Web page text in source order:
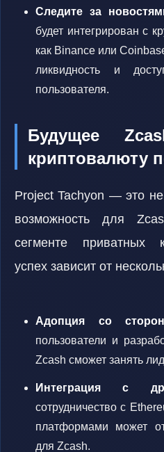
Следите за
будет интегрирован с
как Binance или
ликвидность и
пользователя.
Будущее
криптовалюту
Project Tachyon — это
возможность для
сегменте приватных
успех зависит от
Адопция со
пользователи и
Zcash сможет занять
Интеграция с
сотрудничество с
платформами может
для Zcash.